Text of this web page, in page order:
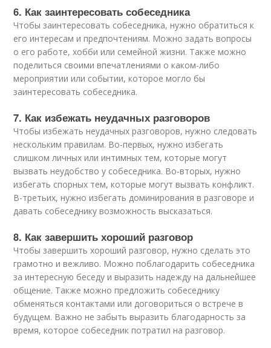
6. Как заинтересовать собеседника
Чтобы заинтересовать собеседника, нужно обратиться к
его интересам и предпочтениям. Можно задать вопросы
о его работе, хобби или семейной жизни. Также можно
поделиться своими впечатлениями о каком-либо
мероприятии или событии, которое могло бы
заинтересовать собеседника.
7. Как избежать неудачных разговоров
Чтобы избежать неудачных разговоров, нужно следовать
нескольким правилам. Во-первых, нужно избегать
слишком личных или интимных тем, которые могут
вызвать неудобство у собеседника. Во-вторых, нужно
избегать спорных тем, которые могут вызвать конфликт.
В-третьих, нужно избегать доминирования в разговоре и
давать собеседнику возможность высказаться.
8. Как завершить хороший разговор
Чтобы завершить хороший разговор, нужно сделать это
грамотно и вежливо. Можно поблагодарить собеседника
за интересную беседу и выразить надежду на дальнейшее
общение. Также можно предложить собеседнику
обменяться контактами или договориться о встрече в
будущем. Важно не забыть выразить благодарность за
время, которое собеседник потратил на разговор.